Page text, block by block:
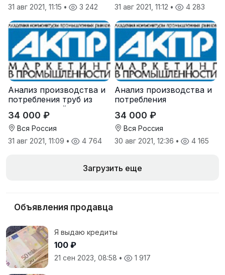
31 авг 2021, 11:15 • 3 242
31 авг 2021, 11:12 • 4 283
Анализ производства и
потребления труб из
нержавеющей стали в
России
34 000 ₽
Вся Россия
31 авг 2021, 11:09 • 4 764
Анализ производства и
потребления
России
34 000 ₽
Вся Россия
30 авг 2021, 12:36 • 4 165
Загрузить еще
Объявления продавца
Я выдаю кредиты
100 ₽
21 сен 2023, 08:58 • 1 917